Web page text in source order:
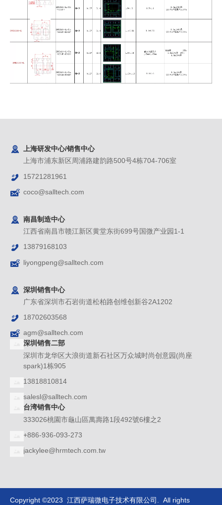
上海研发中心/销售中心
上海市浦东新区周浦路建韵路500号4栋704-706室
15721281961
coco@salltech.com
南昌制造中心
江西省南昌市赣江新区黄堂东街699号国微产业园1-1
13879168103
liyongpeng@salltech.com
深圳销售中心
广东省深圳市石岩街道松柏路创维创新谷2A1202
18702603568
agm@salltech.com
深圳销售二部
深圳市龙华区大浪街道新石社区万众城时尚创意园(尚座
spark)1栋905
13818810814
salesl@salltech.com
台湾销售中心
333026桃園市龜山區萬壽路1段492號6樓之2
+886-936-093-273
jackylee@hrmtech.com.tw
Copyright ©2023 江西萨瑞微电子技术有限公司. All rights